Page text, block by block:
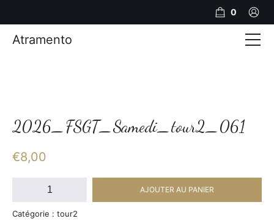
2026_FSGT_Samedi_tour2_061
€8,00
quantité
2026_FSGT_Samedi_tour2_061
AJOUTER AU PANIER
Catégorie : tour2
0
Atramento
Photos